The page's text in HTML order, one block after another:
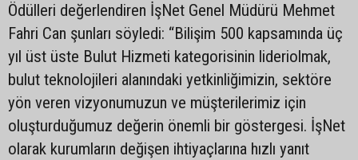
Ödülleri değerlendiren İşNet Genel Müdürü Mehmet
Fahri Can şunları söyledi: “Bilişim 500 kapsamında üç
yıl üst üste Bulut Hizmeti kategorisinin lideriolmak,
bulut teknolojileri alanındaki yetkinliğimizin, sektöre
yön veren vizyonumuzun ve müşterilerimiz için
oluşturduğumuz değerin önemli bir göstergesi. İşNet
olarak kurumların değişen ihtiyaçlarına hızlı yanıt